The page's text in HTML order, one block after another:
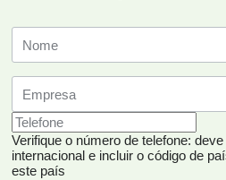
Verifique o número de telefone:
internacional e incluir o código de
este país